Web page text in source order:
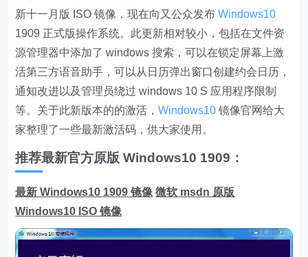
新十一月版 ISO 镜像，现在向又公众发布Windows10
1909 正式版操作系统。此更新相对较小，包括在文件资
源管理器中添加了 windows 搜索，可以在锁定屏幕上激
活第三方语音助手，可以从日历弹出窗口创建约会日历，
通知改进以及管理员绕过 windows 10 S 应用程序限制
等。关于此新版本的的激活，Windows10 镜像官网给大
家整理了一些最新激活码，供大家使用。
推荐最新官方原版 Windows10 1909：
最新 Windows10 1909 镜像 微软 msdn 原版
Windows10 ISO 镜像